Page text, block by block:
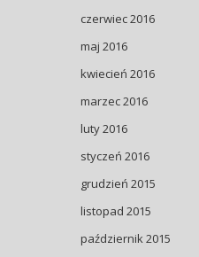
czerwiec 2016
maj 2016
kwiecień 2016
marzec 2016
luty 2016
styczeń 2016
grudzień 2015
listopad 2015
październik 2015